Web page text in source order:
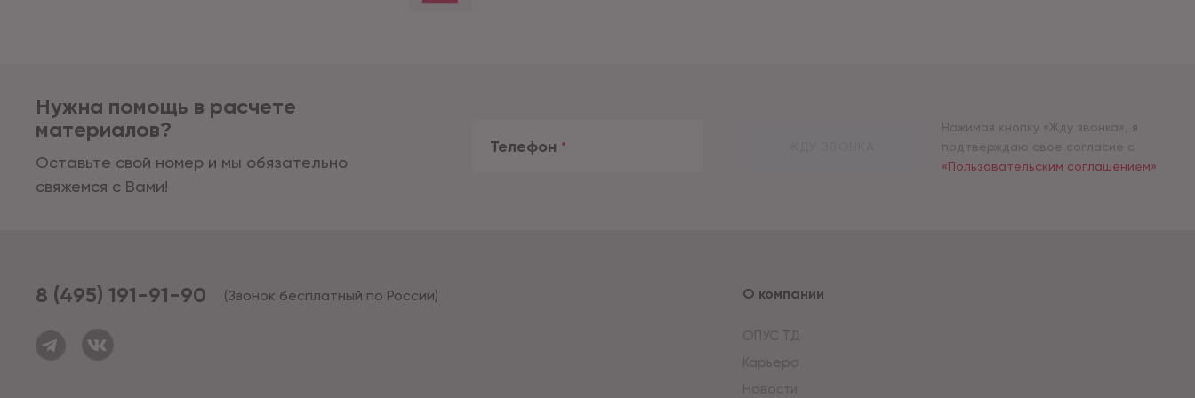
Нужна помощь в расчете
материалов?
Оставьте свой номер и мы обязательно
свяжемся с Вами!
Телефон *
Нажимая кнопку «Жду звонка», я
подтверждаю свое согласие с
«Пользовательским соглашением»
8 (495) 191-91-90 (Звонок бесплатный по России) О компании
ОПУС ТД
Карьера
Новости